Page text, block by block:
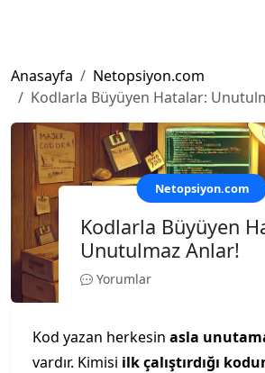
Anasayfa
Netopsiyon.com
Kodlarla Büyüyen Hatalar:
Netopsiyon.com
Kodlarla Büyüyen
Unutulmaz Anlar!
Yorumlar
Kod yazan herkesin asla
vardır. Kimisi ilk çalıştırdığı